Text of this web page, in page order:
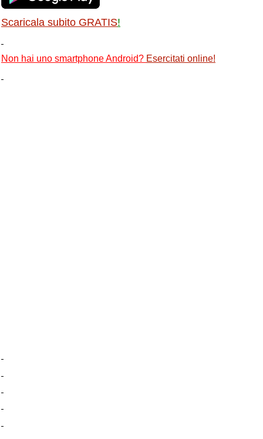
Scaricala subito GRATIS!
Non hai uno smartphone Android? Esercitati online!